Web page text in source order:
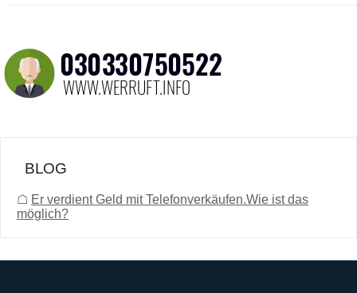
BLOG
☖ Er verdient Geld mit Telefonverkäufen.Wie ist das
möglich?